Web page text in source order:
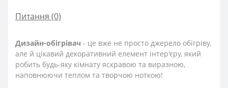
Питання (0)
Дизайн-обігрівач - це вже не просто джерело обігріву,
але й цікавий декоративний елемент інтер'єру, який
робить будь-яку кімнату яскравою та виразною,
наповнюючи теплом та творчою ноткою!